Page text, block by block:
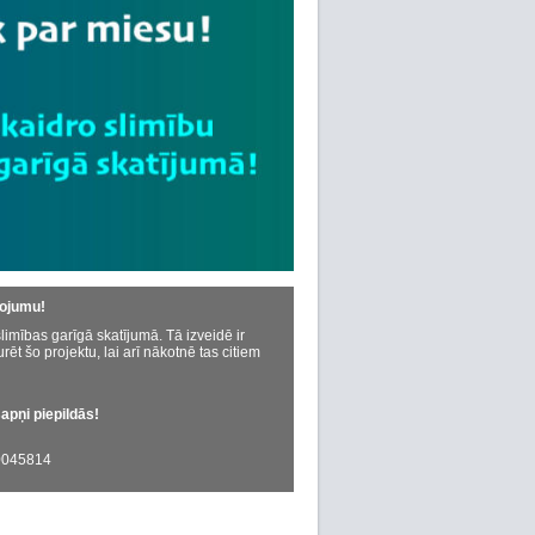
garīgā skatījumā. Tā izveidē ir
šo projektu, lai arī nākotnē tas citiem
piepildās!